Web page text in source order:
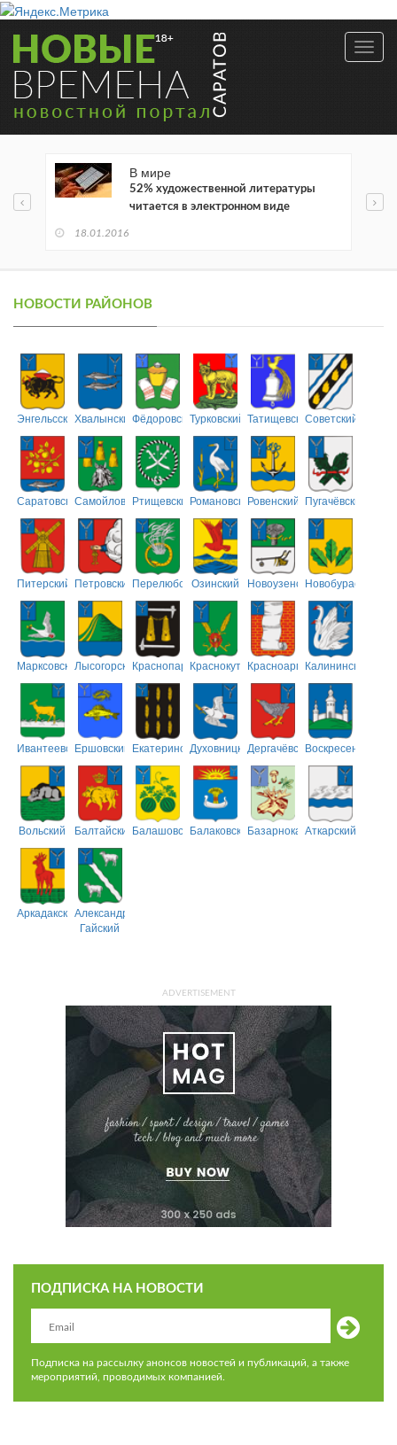
В мире
52% художественной литературы
читается в электронном виде
18.01.2016
НОВОСТИ РАЙОНОВ
ЭнгельсскийХвалынскийФёдоровскийТурковский ТатищевскийСоветский
СаратовскийСамойловскийРтищевскийРомановскийРовенский Пугачёвский
Питерский ПетровскийПерелюбскийОзинский НовоузенскийНовобурасский
МарксовскийЛысогорскийКраснопартизанский
КраснокутскийКрасноармейский
Калининский
ИвантеевскийЕршовский ЕкатериновскийДуховницкийДергачёвскийВоскресенский
Вольский БалтайскийБалашовскийБалаковскийБазарнокарабулакский
Аткарский
АркадакскийАлександрово-
Гайский
ADVERTISEMENT
ПОДПИСКА НА НОВОСТИ
Подписка на рассылку анонсов новостей и публикаций, а также
мероприятий, проводимых компанией.